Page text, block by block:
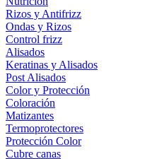
Rizos y Antifrizz
Ondas y Rizos
Control frizz
Alisados
Keratinas y Alisados
Post Alisados
Color y Protección
Coloración
Matizantes
Termoprotectores
Protección Color
Cubre canas